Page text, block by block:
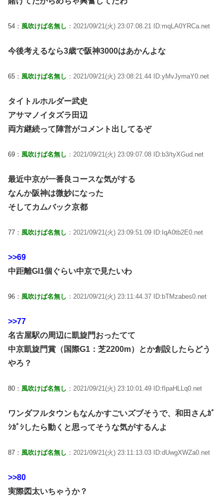
54： 風吹けば名無し ：2021/09/21(火) 23:07:08.21 ID:mqLA0YRCa.net
今後考えるなら3歳で阪神3000はあかんよな
65： 風吹けば名無し ：2021/09/21(火) 23:08:21.44 ID:yMvJymaY0.net
タイトルホルダー武史
アサマノイタズラ田辺
両方継続って陣営がコメント出してるぞ
69： 風吹けば名無し ：2021/09/21(火) 23:09:07.08 ID:b3/tyXGud.net
最近中京が一番良コースな気がする
なんか阪神は微妙になった
そしてカムバック京都
77： 風吹けば名無し ：2021/09/21(火) 23:09:51.09 ID:IqA0tb2E0.net
>>69
中距離GI1個ぐらい中京で見たいわ
96： 風吹けば名無し ：2021/09/21(火) 23:11:44.37 ID:bTMzabes0.net
>>77
名古屋駅の周辺に凱旋門おったてて
中京凱旋門賞（国際G1：芝2200m）とか創設したらどう
やろ？
80： 風吹けば名無し ：2021/09/21(火) 23:10:01.49 ID:fIpaHLLq0.net
ワンダフルタウンもなんかすごいズブそうで、和田さんｶﾞ
ｼｶﾞｼしたら動くと思ってそうな気がするんよ
87： 風吹けば名無し ：2021/09/21(火) 23:11:13.03 ID:dUwgXWZa0.net
>>80
実際図太いちゃうか？